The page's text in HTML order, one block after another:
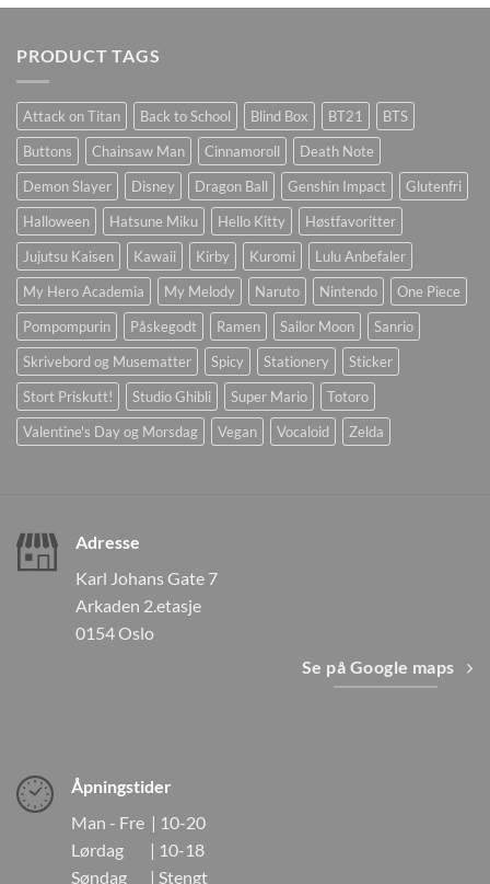
PRODUCT TAGS
Attack on Titan Back to School Blind Box BT21
BTS
Buttons
Chainsaw Man Cinnamoroll
Death Note
Demon Slayer
Disney Dragon Ball Genshin Impact
Glutenfri
Halloween
Hatsune Miku Hello Kitty
Høstfavoritter
Jujutsu Kaisen
Kawaii Kirby Kuromi
Lulu Anbefaler
My Hero Academia
My Melody Naruto Nintendo
One Piece
Pompompurin
Påskegodt Ramen Sailor Moon
Sanrio
Skrivebord og Musematter
Spicy Stationery
Sticker
Stort Priskutt!
Studio Ghibli Super Mario
Totoro
Valentine's Day og Morsdag
Vegan Vocaloid Zelda
Adresse
Karl Johans Gate 7
Arkaden 2.etasje
0154 Oslo
Se på Google maps
Åpningstider
Man - Fre | 10-20
Lørdag | 10-18
Søndag | Stengt